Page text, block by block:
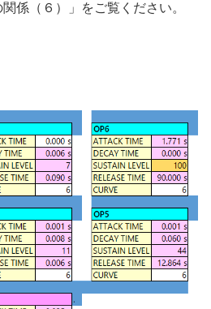
係（６）」をご覧ください。